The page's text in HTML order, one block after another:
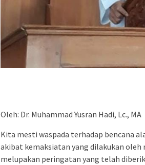
Oleh: Dr. Muhammad Yusran Hadi, Lc., MA
Kita mesti waspada terhadap bencana
akibat kemaksiatan yang dilakukan oleh
melupakan peringatan yang telah